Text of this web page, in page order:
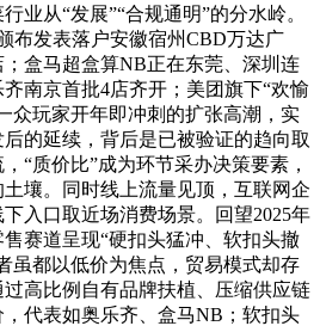
业从“发展”“合规通明”的分水岭。
布发表落户安徽宿州CBD万达广
盒马超盒算NB正在东莞、深圳连
南京首批4店齐开；美团旗下“欢愉
众玩家开年即冲刺的扩张高潮，实
的延续，背后是已被验证的趋向取
“质价比”成为环节采办决策要素，
壤。同时线上流量见顶，互联网企
入口取近场消费场景。回望2025年
赛道呈现“硬扣头猛冲、软扣头撤
虽都以低价为焦点，贸易模式却存
高比例自有品牌扶植、压缩供应链
代表如奥乐齐、盒马NB；软扣头